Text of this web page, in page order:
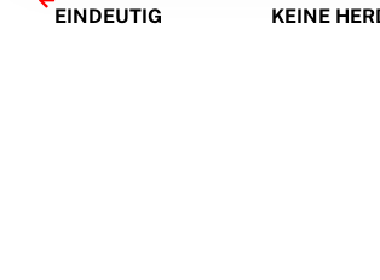
EINDEUTIG